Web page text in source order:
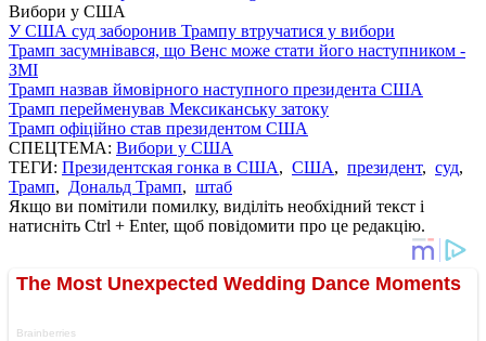
Вибори у США
У США суд заборонив Трампу втручатися у вибори
Трамп засумнівався, що Венс може стати його наступником -
ЗМІ
Трамп назвав ймовірного наступного президента США
Трамп перейменував Мексиканську затоку
Трамп офіційно став президентом США
СПЕЦТЕМА: Вибори у США
ТЕГИ: Президентская гонка в США, США, президент, суд,
Трамп, Дональд Трамп, штаб
Якщо ви помітили помилку, виділіть необхідний текст і
натисніть Ctrl + Enter, щоб повідомити про це редакцію.